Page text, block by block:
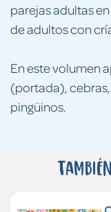
parejas adultas
de adultos con
En este volumen
(portada),
pingüinos.